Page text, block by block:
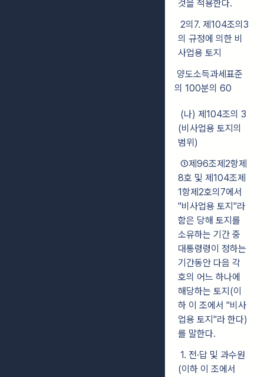
것을 적용한다.
2의7. 제104조의3
의 규정에 의한 비
사업용 토지
양도소득과세표준
의 100분의 60
(나) 제104조의 3
(비사업용 토지의
범위)
①제96조제2항제
8호 및 제104조제
1항제2호의7에서
"비사업용 토지"라
함은 당해 토지를
소유하는 기간 중
대통령령이 정하는
기간동안 다음 각
호의 어느 하나에
해당하는 토지(이
하 이 조에서 "비사
업용 토지"라 한다)
를 말한다.
1. 전·답 및 과수원
(이하 이 조에서